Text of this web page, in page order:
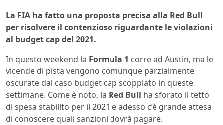
La FIA ha fatto una proposta precisa alla Red Bull
per risolvere il contenzioso riguardante le violazioni
al budget cap del 2021.
In questo weekend la Formula 1 corre ad Austin, ma le
vicende di pista vengono comunque parzialmente
oscurate dal caso budget cap scoppiato in queste
settimane. Come è noto, la Red Bull ha sforato il tetto
di spesa stabilito per il 2021 e adesso c’è grande attesa
di conoscere quali sanzioni dovrà pagare.